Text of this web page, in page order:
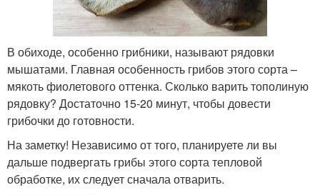
В обиходе, особенно грибники, называют рядовки
мышатами. Главная особенность грибов этого сорта –
мякоть фиолетового оттенка. Сколько варить тополиную
рядовку? Достаточно 15-20 минут, чтобы довести
грибочки до готовности.
На заметку! Независимо от того, планируете ли вы
дальше подвергать грибы этого сорта тепловой
обработке, их следует сначала отварить.